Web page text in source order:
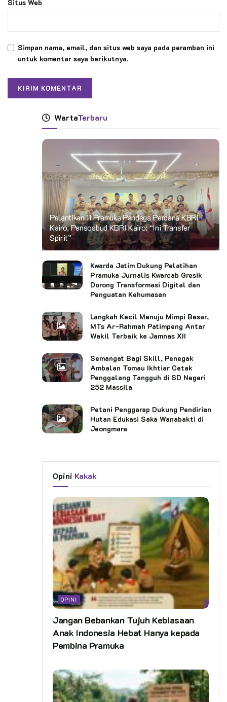
Situs Web
Simpan nama, email, dan situs web saya pada peramban ini
untuk komentar saya berikutnya.
WartaTerbaru
Pelantikan 11 Pramuka Pandega Perdana KBRI
Kairo, Pensosbud KBRI Kairo: “Ini Transfer
Spirit”
Kwarda Jatim Dukung Pelatihan
Pramuka Jurnalis Kwarcab Gresik
Dorong Transformasi Digital dan
Penguatan Kehumasan
Langkah Kecil Menuju Mimpi Besar,
MTs Ar-Rahmah Patimpeng Antar
Wakil Terbaik ke Jamnas XII
Semangat Bagi Skill, Penegak
Ambalan Tomau Ikhtiar Cetak
Penggalang Tangguh di SD Negeri
252 Massila
Petani Penggarap Dukung Pendirian
Hutan Edukasi Saka Wanabakti di
Jeongmara
Opini Kakak
OPINI
Jangan Bebankan Tujuh Kebiasaan
Anak Indonesia Hebat Hanya kepada
Pembina Pramuka